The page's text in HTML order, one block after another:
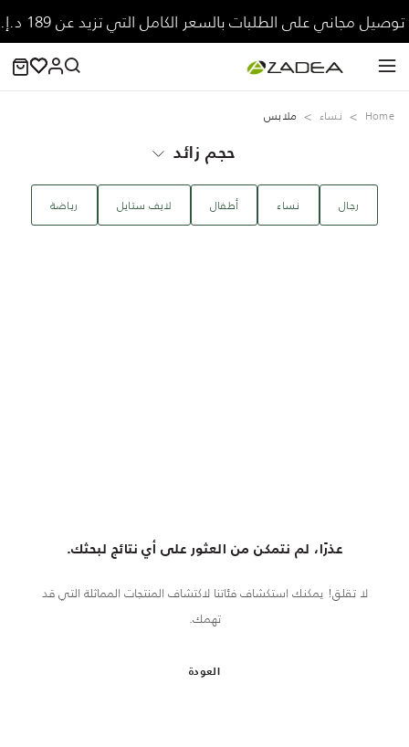
توصيل مجاني على الطلبات بالسعر الكامل التي تزيد عن 189 د.إ.
Home نساء ملابس
حجم زائد
رجال نساء ‏أطفال لايف ستايل رياضة
عذرًا، لم نتمكن من العثور على أي نتائج لبحثك.
لا تقلق! يمكنك استكشاف فئاتنا لاكتشاف المنتجات المماثلة التي قد
تهمك.
العودة